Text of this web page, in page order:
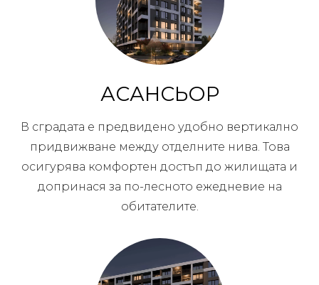
АСАНСЬОР
В сградата е предвидено удобно вертикално
придвижване между отделните нива. Това
осигурява комфортен достъп до жилищата и
допринася за по-лесното ежедневие на
обитателите.